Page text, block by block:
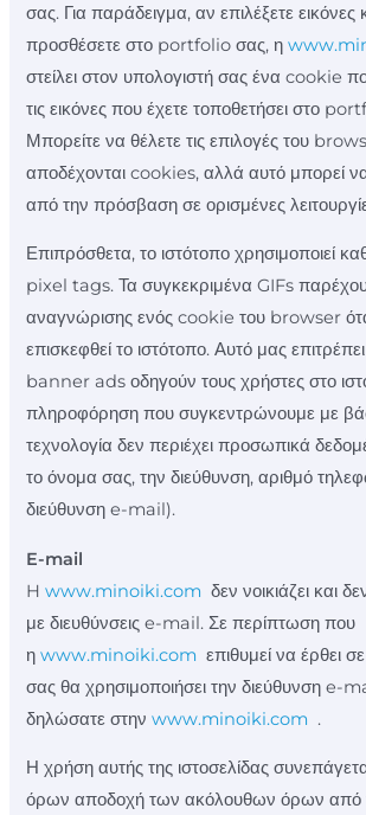
σας. Για παράδειγμα, αν επιλέξετε εικόνες
προσθέσετε στο portfolio σας, η
στείλει στον υπολογιστή σας ένα cookie
τις εικόνες που έχετε τοποθετήσει στο
Μπορείτε να θέλετε τις επιλογές του
αποδέχονται cookies, αλλά αυτό μπορεί
από την πρόσβαση σε ορισμένες
Επιπρόσθετα, το ιστότοπο χρησιμοποιεί
pixel tags. Τα συγκεκριμένα GIFs
αναγνώρισης ενός cookie του browser
επισκεφθεί το ιστότοπο. Αυτό μας
banner ads οδηγούν τους χρήστες στο
πληροφόρηση που συγκεντρώνουμε με
τεχνολογία δεν περιέχει προσωπικά
το όνομα σας, την διεύθυνση, αριθμό
διεύθυνση e-mail).
E-mail
Hwww.minoiki.com δεν νοικιάζει και
με διευθύνσεις e-mail. Σε περίπτωση που
ηwww.minoiki.com επιθυμεί να έρθει
σας θα χρησιμοποιήσει την διεύθυνση e-
δηλώσατε στηνwww.minoiki.com .
Η χρήση αυτής της ιστοσελίδας
όρων αποδοχή των ακόλουθων όρων από